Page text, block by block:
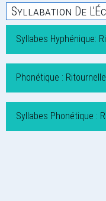
Syllabation De
Syllabes Hyphénique:
Phonétique :
Syllabes Phonétique :